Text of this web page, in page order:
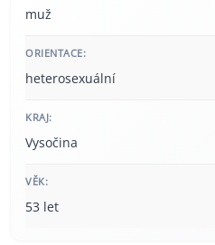
muž
ORIENTACE:
heterosexuální
KRAJ:
Vysočina
VĚK:
53 let